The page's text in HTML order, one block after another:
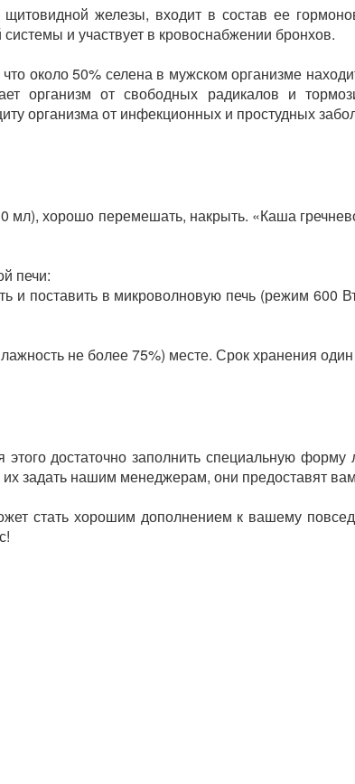
железы, входит в состав ее
и участвует в кровоснабжении бронхов.
около 50% селена в мужском организме
организм от свободных радикалов и
организма от инфекционных и простудных
хорошо перемешать, накрыть. «Каша
печи:
и поставить в микроволновую печь (режим 600
не более 75%) месте. Срок хранения один
достаточно заполнить специальную
задать нашим менеджерам, они предоставят
стать хорошим дополнением к вашему